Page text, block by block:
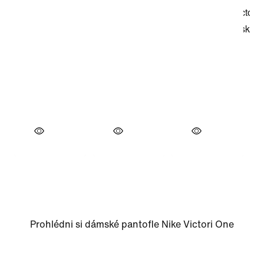
Prohlédni si dámské pantofle Nike Victori One